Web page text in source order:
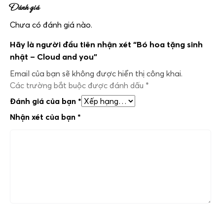
Đánh giá
Chưa có đánh giá nào.
Hãy là người đầu tiên nhận xét “Bó hoa tặng sinh
nhật – Cloud and you”
Email của bạn sẽ không được hiển thị công khai.
Các trường bắt buộc được đánh dấu *
Đánh giá của bạn *
Nhận xét của bạn *